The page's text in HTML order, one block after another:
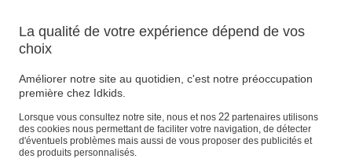
Suivre une commande
Magasin
Panier
Favoris
La qualité de votre expérience dépend de vos
choix
Améliorer notre site au quotidien, c'est notre préoccupation
première chez Idkids.
Lorsque vous consultez notre site, nous et nos 22partenaires utilisons
des cookies nous permettant de faciliter votre navigation, de détecter
d'éventuels problèmes mais aussi de vous proposer des publicités et
des produits personnalisés.